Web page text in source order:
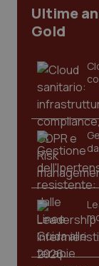
Ultime
Gold